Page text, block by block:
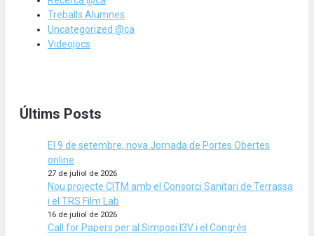
Treballs Alumnes
Uncategorized @ca
Videojocs
Últims Posts
El 9 de setembre, nova Jornada de Portes Obertes
online
27 de juliol de 2026
Nou projecte CITM amb el Consorci Sanitari de Terrassa
i el TRS Film Lab
16 de juliol de 2026
Call for Papers per al Simposi I3V i el Congrés